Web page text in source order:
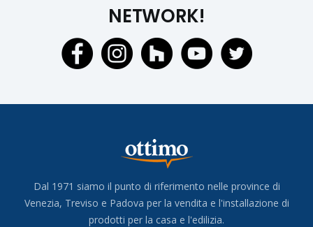
NETWORK!
Dal 1971 siamo il punto di riferimento nelle province di
Venezia, Treviso e Padova per la vendita e l'installazione di
prodotti per la casa e l'edilizia.